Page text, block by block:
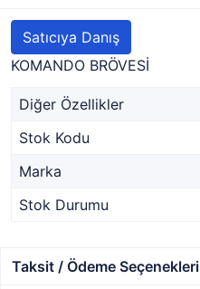
Satıcıya Danış
KOMANDO BRÖVESİ
Diğer Özellikler
Stok Kodu
Marka
Stok Durumu
Taksit / Ödeme Seçenekleri